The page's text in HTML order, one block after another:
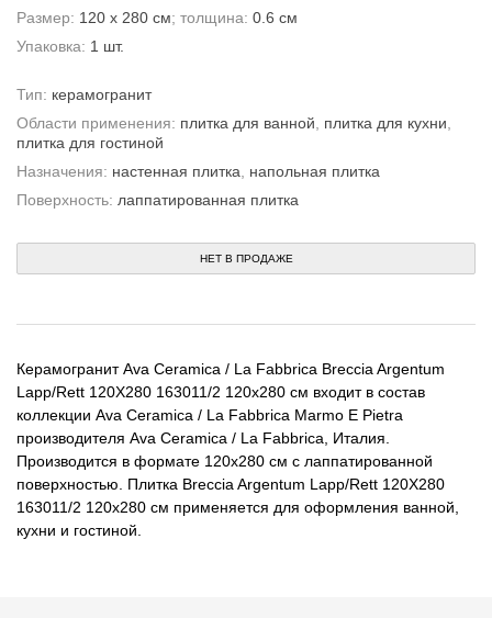
Размер: 120 x 280 см; толщина: 0.6 см
Упаковка: 1 шт.
Тип: керамогранит
Области применения: плитка для ванной плитка для кухни
плитка для гостиной
Назначения: настенная плитка
напольная плитка
Поверхность: лаппатированная плитка
НЕТ В ПРОДАЖЕ
Керамогранит Ava Ceramica / La Fabbrica Breccia Argentum
Lapp/Rett 120X280 163011/2 120x280 см входит в состав
коллекции Ava Ceramica / La Fabbrica Marmo E Pietra
производителя Ava Ceramica / La Fabbrica, Италия.
Производится в формате 120x280 см с лаппатированной
поверхностью. Плитка Breccia Argentum Lapp/Rett 120X280
163011/2 120x280 см применяется для оформления ванной,
кухни и гостиной.